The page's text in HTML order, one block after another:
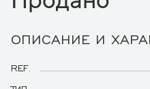
ОПИСАНИЕ И
REF.